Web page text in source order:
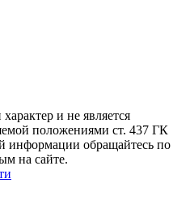
и не является
положениями ст. 437 ГК
информации обращайтесь по
на сайте.